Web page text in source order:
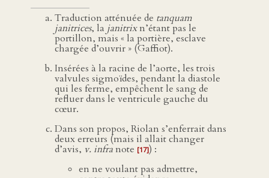
Traduction atténuée de tanquam
janitrices, la janitrixn’étant pas le
portillon, mais « la portière, esclave
chargée d’ouvrir » (Gaffiot).
Insérées à la racine de l’aorte, les trois
valvules sigmoïdes, pendant la diastole
qui les ferme, empêchent le sang de
refluer dans le ventricule gauche du
cœur.
Dans son propos, Riolan s’enferrait dans
deux erreurs (mais il allait changer
d’avis, v. infra note [17]) :
en ne voulant pas admettre,